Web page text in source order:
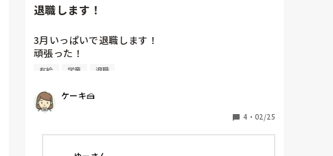
退職します！
3月いっぱいで退職します！
頑張った！
有給も3日残るけどほぼ使い切れる！
が、
失業手当もらえる期間まで
でも次のところは、食堂スタッフか
有給 学童 退職
ケーキ🍰
4 ・ 02/25